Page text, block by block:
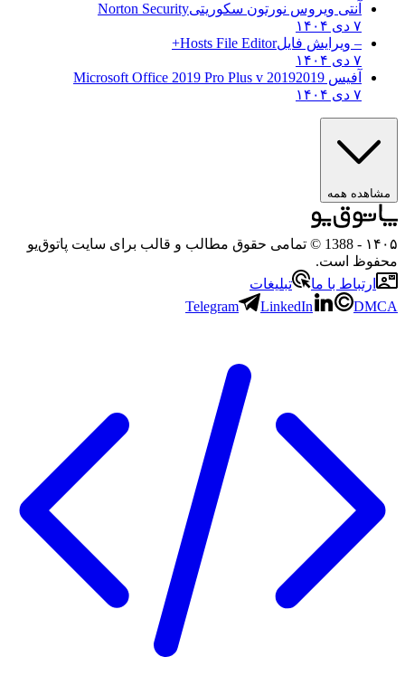
آنتی ویروس نورتون سکوریتیNorton Security
– ویرایش فایلHosts File Editor+
آفیس 2019
2019 Microsoft Office 2019 Pro Plus v
همه
- 1388 © تمامی حقوق مطالب و قالب برای سایت پاتوق‌یو
است.
با ما
تبلیغات
Telegram
LinkedIn